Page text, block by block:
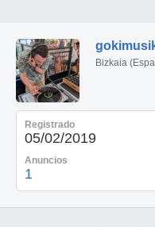
Bizkaia
Registrado
05/02/2019
Anuncios
1